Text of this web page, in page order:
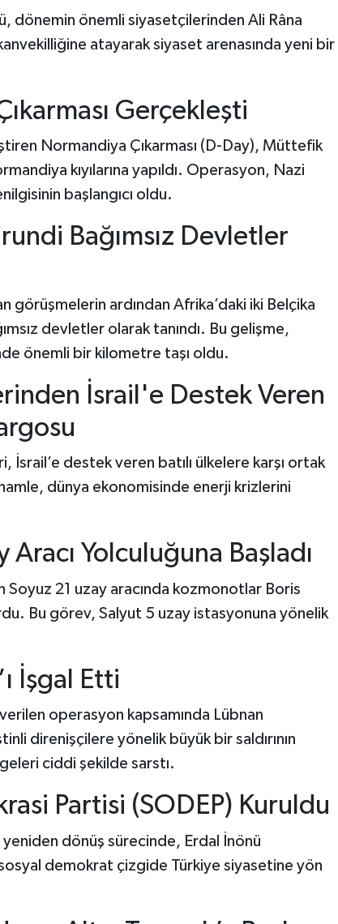
dönemin önemli siyasetçilerinden Ali Râna
atayarak siyaset arenasında yeni bir
Gerçekleşti
Normandiya Çıkarması (D-Day), Müttefik
kıyılarına yapıldı. Operasyon, Nazi
başlangıcı oldu.
Bağımsız Devletler
görüşmelerin ardından Afrika’daki iki Belçika
devletler olarak tanındı. Bu gelişme,
önemli bir kilometre taşı oldu.
İsrail'e Destek Veren
İsrail’e destek veren batılı ülkelere karşı ortak
dünya ekonomisinde enerji krizlerini
Aracı Yolculuğuna Başladı
Soyuz 21 uzay aracında kozmonotlar Boris
Bu görev, Salyut 5 uzay istasyonuna yönelik
İşgal Etti
operasyon kapsamında Lübnan
direnişçilere yönelik büyük bir saldırının
ciddi şekilde sarstı.
Partisi (SODEP) Kuruldu
dönüş sürecinde, Erdal İnönü
demokrat çizgide Türkiye siyasetine yön